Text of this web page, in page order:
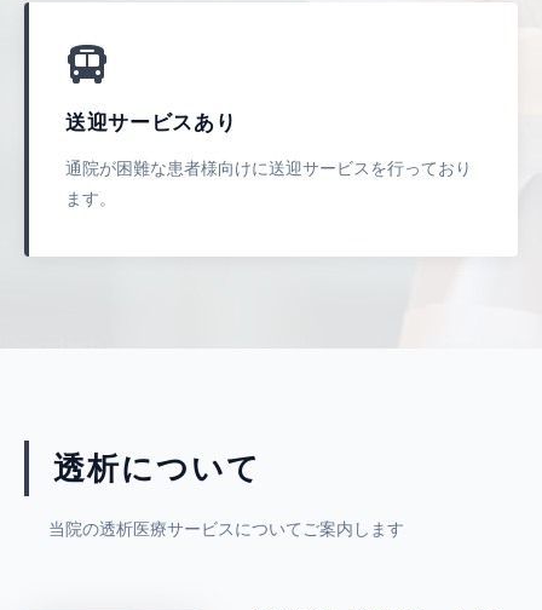
送迎サービスあり
通院が困難な患者様向けに送迎サービスを行っており
ます。
透析について
当院の透析医療サービスについてご案内します